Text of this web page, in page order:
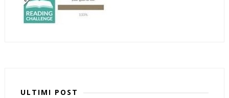
ULTIMI POST